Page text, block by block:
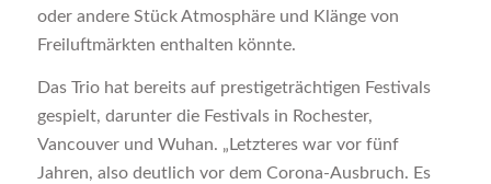
oder andere Stück Atmosphäre und Klänge von
Freiluftmärkten enthalten könnte.
Das Trio hat bereits auf prestigeträchtigen Festivals
gespielt, darunter die Festivals in Rochester,
Vancouver und Wuhan. „Letzteres war vor fünf
Jahren, also deutlich vor dem Corona-Ausbruch. Es